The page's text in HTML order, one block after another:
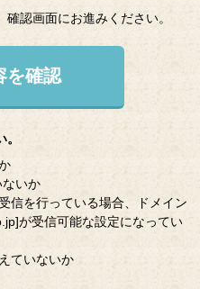
確認画面にお進みください。
を確認
ないか
信を行っている場合、ドメイン
が受信可能な設定になってい
ていないか